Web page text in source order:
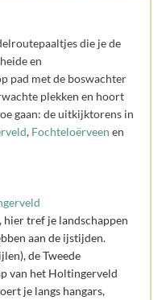
die je de
en
pad met de boswachter
plekken en hoort
gaan: de uitkijktorens in
, Fochteloërveen en
hier tref je landschappen
aan de ijstijden.
de Tweede
van het Holtingerveld
je langs hangars,